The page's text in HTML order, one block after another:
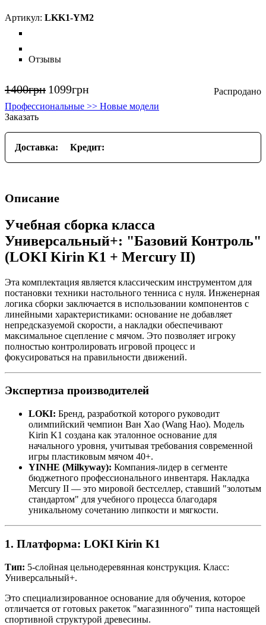
LKK1-YM2
Отзывы
1400грн 1099грн
Профессиональные >> Новые модели
Заказать
Доставка: Кредит:
Описание
Учебная сборка класса
Универсальный+: "Базовий Контроль"
(LOKI Kirin K1 + Mercury II)
Эта комплектация является классическим инструментом для
постановки техники настольного тенниса с нуля. Инженерная
логика сборки заключается в использовании компонентов с
линейными характеристиками: основание не добавляет
непредсказуемой скорости, а накладки обеспечивают
максимальное сцепление с мячом. Это позволяет игроку
полностью контролировать игровой процесс и
фокусироваться на правильности движений.
Экспертиза производителей
LOKI: Бренд, разработкой которого руководит
олимпийский чемпион Ван Хао (Wang Hao). Модель
Kirin K1 создана как эталонное основание для
начального уровня, учитывая требования современной
игры пластиковым мячом 40+.
YINHE (Milkyway): Компания-лидер в сегменте
бюджетного профессионального инвентаря. Накладка
Mercury II — это мировой бестселлер, ставший "золотым
стандартом" для учебного процесса благодаря
уникальному сочетанию липкости и мягкости.
1. Платформа: LOKI Kirin K1
Тип: 5-слойная цельнодеревянная конструкция. Класс:
Универсальный+.
Это специализированное основание для обучения, которое
отличается от готовых ракеток "магазинного" типа настоящей
спортивной структурой древесины.